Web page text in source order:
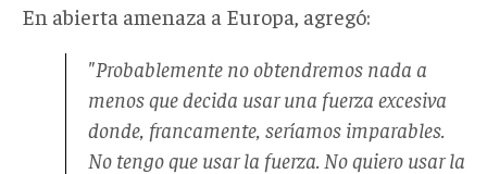
En abierta amenaza a Europa, agregó:
"Probablemente no obtendremos nada a
menos que decida usar una fuerza excesiva
donde, francamente, seríamos imparables.
No tengo que usar la fuerza. No quiero usar la